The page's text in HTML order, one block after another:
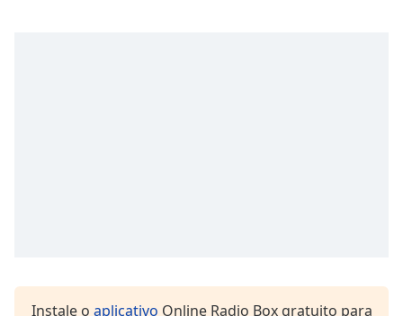
Instale o aplicativo Online Radio Box gratuito para